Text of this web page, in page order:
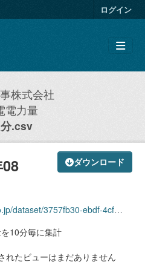
ログイン
株式会社
電力量
.csv
ダウンロード
resource/d28aa264-3390-40fa-883a-4127d74932ab/download/power_2508.csv
10分毎に集計
れたビューはまだありません